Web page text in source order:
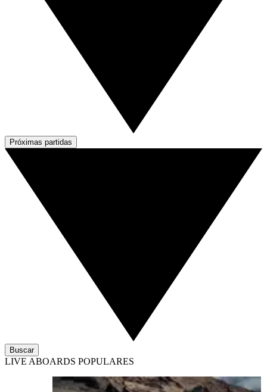
Próximas partidas
Buscar
LIVE ABOARDS POPULARES